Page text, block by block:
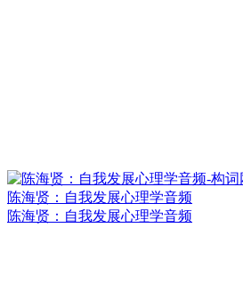
陈海贤：自我发展心理学音频
陈海贤：自我发展心理学音频